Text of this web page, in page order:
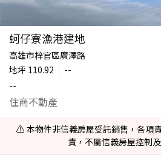
蚵仔寮漁港建地
高雄市梓官區廣澤路
地坪 110.92
--
--
住商不動產
⚠️ 本物件非信義房屋受託銷售，各項
責，不屬信義房屋控制